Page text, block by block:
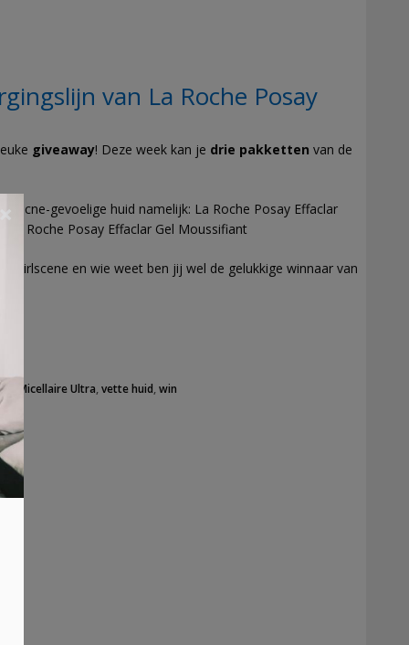
van La Roche Posay
giveaway! Deze week kan je drie pakketten van de
acne-gevoelige huid namelijk: La Roche Posay Effaclar
La Roche Posay Effaclar Gel Moussifiant
Girlscene en wie weet ben jij wel de gelukkige winnaar van
Micellaire Ultra,vette huid,win
×